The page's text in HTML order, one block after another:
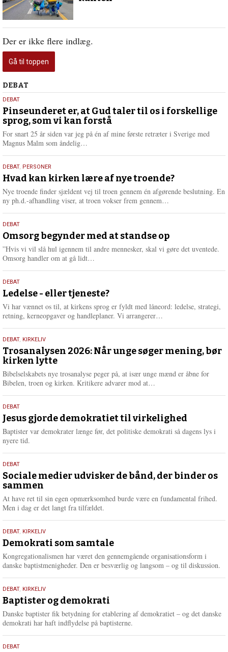
Der er ikke flere indlæg.
Gå til toppen
Debat
DEBAT
5.
august
2026
DEBAT
Pinseunderet er, at Gud taler til os i forskellige
sprog, som vi kan forstå
For snart 25 år siden var jeg på én af mine første retræter i Sverige med
Magnus Malm som åndelig…
e
r
e
25.
juli
2026
DEBAT, PERSONER
Hvad kan kirken lære af nye troende?
Nye troende finder sjældent vej til troen gennem én afgørende beslutning. En
ny ph.d.-afhandling viser, at troen vokser frem gennem…
e
r
e
9.
juli
2026
DEBAT
Omsorg begynder med at standse op
”Hvis vi vil slå hul igennem til andre mennesker, skal vi gøre det uventede.
Omsorg handler om at gå lidt…
e
r
e
10.
juni
2026
DEBAT
Ledelse - eller tjeneste?
Vi har vænnet os til, at kirkens sprog er fyldt med låneord: ledelse, strategi,
retning, kerneopgaver og handleplaner. Vi arrangerer…
e
2.
juni
2026
DEBAT, KIRKELIV
Trosanalysen 2026: Når unge søger mening, bør
kirken lytte
Bibelselskabets nye trosanalyse peger på, at især unge mænd er åbne for
Bibelen, troen og kirken. Kritikere advarer mod at…
e
r
18.
maj
2026
DEBAT
Jesus gjorde demokratiet til virkelighed
Baptister var demokrater længe før, det politiske demokrati så dagens lys i
nyere tid.
18.
maj
2026
DEBAT
Sociale medier udvisker de bånd, der binder os
sammen
At have ret til sin egen opmærksomhed burde være en fundamental frihed.
Men i dag er det langt fra tilfældet.
18.
maj
2026
DEBAT, KIRKELIV
Demokrati som samtale
Kongregationalismen har været den gennemgående organisationsform i
danske baptistmenigheder. Den er besværlig og langsom – og til diskussion.
18.
maj
2026
DEBAT, KIRKELIV
Baptister og demokrati
Danske baptister fik betydning for etablering af demokratiet – og det danske
demokrati har haft indflydelse på baptisterne.
18.
DEBAT